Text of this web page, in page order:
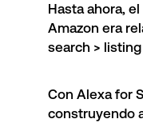
Hasta ahora,
Amazon era
search >
Con Alexa for
construyendo